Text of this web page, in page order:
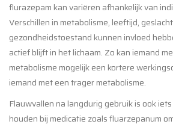
flurazepam kan variëren afhankelijk van
Verschillen in metabolisme, leeftijd,
gezondheidstoestand kunnen invloed
actief blijft in het lichaam. Zo kan iemand
metabolisme mogelijk een kortere
iemand met een trager metabolisme.
Flauwvallen na langdurig gebruik is ook
houden bij medicatie zoals fluarzepanum